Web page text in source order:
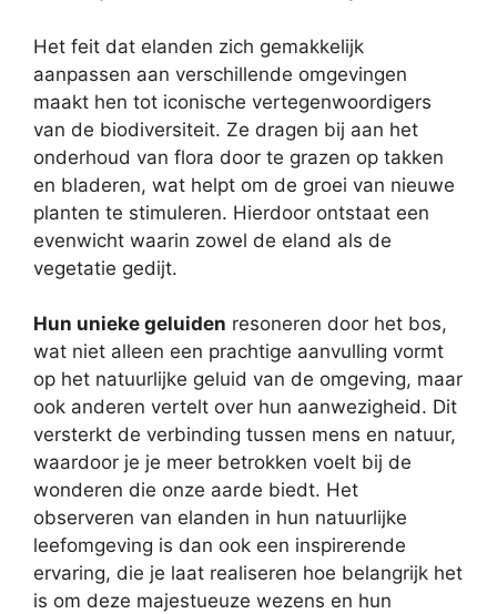
Het feit dat elanden zich gemakkelijk
aanpassen aan verschillende omgevingen
maakt hen tot iconische vertegenwoordigers
van de biodiversiteit. Ze dragen bij aan het
onderhoud van flora door te grazen op takken
en bladeren, wat helpt om de groei van nieuwe
planten te stimuleren. Hierdoor ontstaat een
evenwicht waarin zowel de eland als de
vegetatie gedijt.
Hun unieke geluiden resoneren door het bos,
wat niet alleen een prachtige aanvulling vormt
op het natuurlijke geluid van de omgeving, maar
ook anderen vertelt over hun aanwezigheid. Dit
versterkt de verbinding tussen mens en natuur,
waardoor je je meer betrokken voelt bij de
wonderen die onze aarde biedt. Het
observeren van elanden in hun natuurlijke
leefomgeving is dan ook een inspirerende
ervaring, die je laat realiseren hoe belangrijk het
is om deze majestueuze wezens en hun